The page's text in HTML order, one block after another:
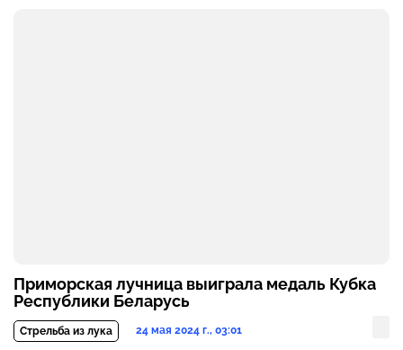
Приморская лучница выиграла медаль Кубка
Республики Беларусь
Стрельба из лука 24 мая 2024 г., 03:01